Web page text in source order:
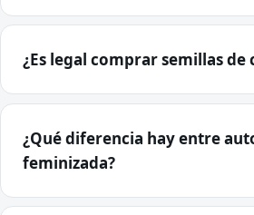
¿Es legal comprar semillas de
¿Qué diferencia hay entre
feminizada?